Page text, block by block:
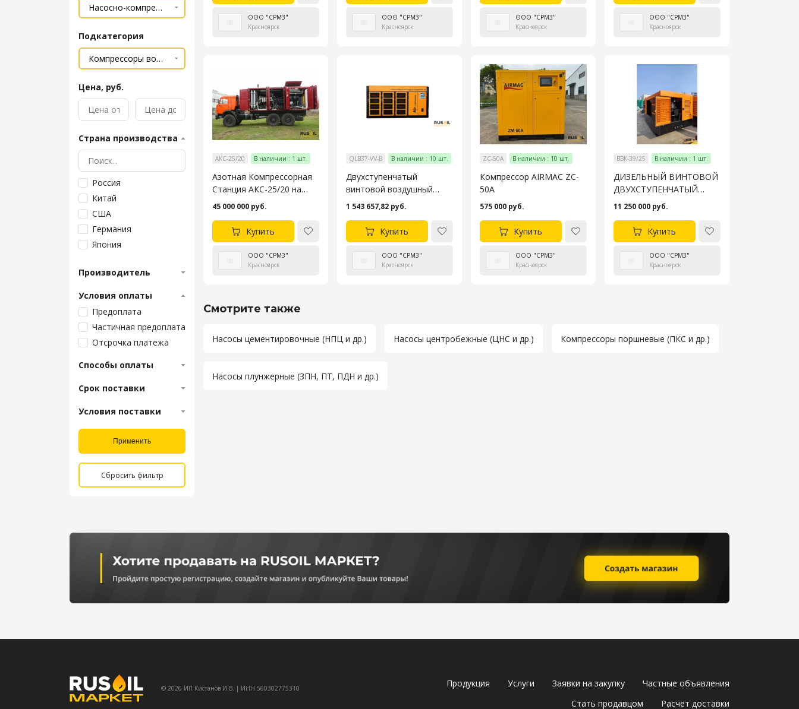
Подкатегория
Цена, руб.
Страна производства
Россия
Китай
США
Германия
Япония
Белоруссия
Канада
Производитель
Условия оплаты
Предоплата
Частичная предоплата
Отсрочка платежа
Способы оплаты
Срок поставки
Условия поставки
Применить
Сбросить фильтр
ООО "СРМЗ"
Красноярск
ООО "СРМЗ"
Красноярск
ООО "СРМЗ"
Красноярск
ООО "СРМЗ"
Красноярск
АКС-25/20 В наличии : 1 шт.
Азотная Компрессорная
Станция АКС-25/20 на
Шасси КАМАЗ 43118 (6х6)
45 000 000 руб.
Купить
ООО "СРМЗ"
Красноярск
QLB37-VV-B В наличии : 10 шт.
Двухступенчатый
винтовой воздушный
компрессор AIRBOSS
QLB37-VV-B
1 543 657,82 руб.
Купить
ООО "СРМЗ"
Красноярск
ZC-50A В наличии : 10 шт.
Компрессор AIRMAC ZC-
50A
575 000 руб.
Купить
ООО "СРМЗ"
Красноярск
ВВК-39/25 В наличии : 1 шт.
ДИЗЕЛЬНЫЙ ВИНТОВОЙ
ДВУХСТУПЕНЧАТЫЙ
ВОЗДУШНЫЙ
КОМПРЕССОР ВВК-39/25
С ОХЛАЖДЕНИЕМ
СЖАТОГО ВОЗДУХА
11 250 000 руб.
Купить
ООО "СРМЗ"
Красноярск
Смотрите также
Насосы цементировочные (НПЦ и др.) Насосы центробежные (ЦНС и др.) Компрессоры поршневые (ПКС и др.)
Насосы плунжерные (ЗПН, ПТ, ПДН и др.)
© 2026 ИП Кистанов И.В. | ИНН 560302775310 Продукция Услуги Заявки на закупку
Частные объявления
Стать продавцом
Расчет доставки